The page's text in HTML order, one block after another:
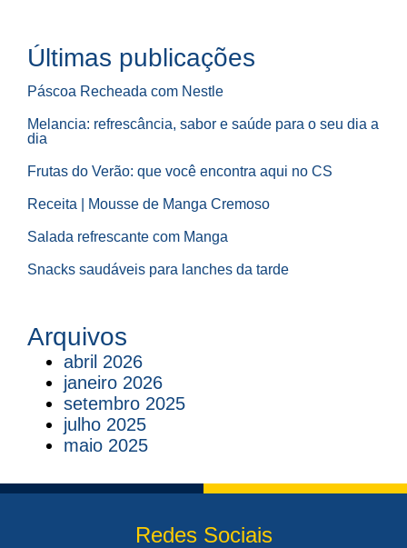
Últimas publicações
Páscoa Recheada com Nestle
Melancia: refrescância, sabor e saúde para o seu dia a
dia
Frutas do Verão: que você encontra aqui no CS
Receita | Mousse de Manga Cremoso
Salada refrescante com Manga
Snacks saudáveis para lanches da tarde
Arquivos
abril 2026
janeiro 2026
setembro 2025
julho 2025
maio 2025
Redes Sociais